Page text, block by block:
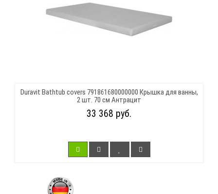
Duravit Bathtub covers 791861680000000 Крышка для ванны,
2 шт. 70 см Антрацит
33 368 руб.